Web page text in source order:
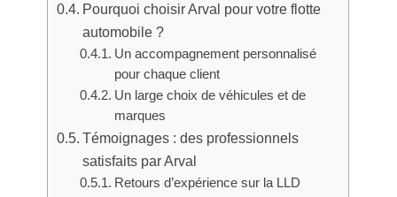
Pourquoi choisir Arval pour votre flotte
automobile ?
Un accompagnement personnalisé
pour chaque client
Un large choix de véhicules et de
marques
Témoignages : des professionnels
satisfaits par Arval
Retours d’expérience sur la LLD